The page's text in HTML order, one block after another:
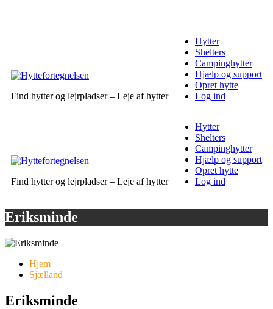
Find hytter og lejrpladser – Leje af hytter
Hytter
Shelters
Campinghytter
Hjælp og support
Opret hytte
Log ind
Find hytter og lejrpladser – Leje af hytter
Hytter
Shelters
Campinghytter
Hjælp og support
Opret hytte
Log ind
Eriksminde
Hjem
Sjælland
Eriksminde